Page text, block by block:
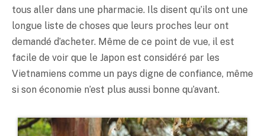
tous aller dans une pharmacie. Ils disent qu’ils ont une
longue liste de choses que leurs proches leur ont
demandé d’acheter. Même de ce point de vue, il est
facile de voir que le Japon est considéré par les
Vietnamiens comme un pays digne de confiance, même
si son économie n’est plus aussi bonne qu’avant.